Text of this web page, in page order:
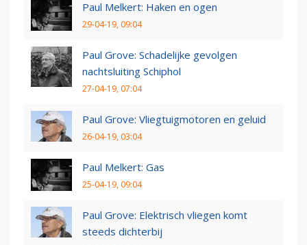
Paul Melkert: Haken en ogen
29-04-19, 09:04
Paul Grove: Schadelijke gevolgen
nachtsluiting Schiphol
27-04-19, 07:04
Paul Grove: Vliegtuigmotoren en geluid
26-04-19, 03:04
Paul Melkert: Gas
25-04-19, 09:04
Paul Grove: Elektrisch vliegen komt
steeds dichterbij